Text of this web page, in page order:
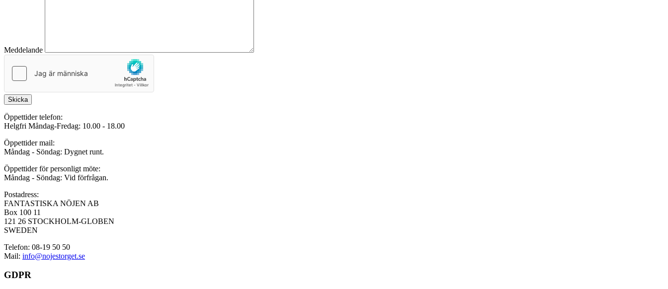
Meddelande
Skicka
Öppettider telefon:
Helgfri Måndag-Fredag: 10.00 - 18.00
Öppettider mail:
Måndag - Söndag: Dygnet runt.
Öppettider för personligt möte:
Måndag - Söndag: Vid förfrågan.
Postadress:
FANTASTISKA NÖJEN AB
Box 100 11
121 26 STOCKHOLM-GLOBEN
SWEDEN
Telefon: 08-19 50 50
Mail: info@nojestorget.se
GDPR